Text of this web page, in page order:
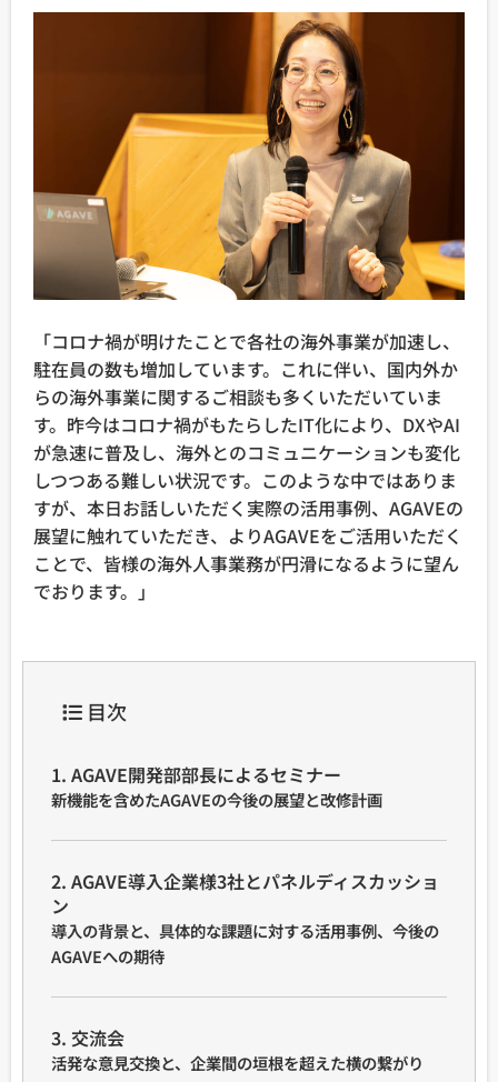
「コロナ禍が明けたことで各社の海外事業が加速し、
駐在員の数も増加しています。これに伴い、国内外か
らの海外事業に関するご相談も多くいただいていま
す。昨今はコロナ禍がもたらしたIT化により、DXやAI
が急速に普及し、海外とのコミュニケーションも変化
しつつある難しい状況です。このような中ではありま
すが、本日お話しいただく実際の活用事例、AGAVEの
展望に触れていただき、よりAGAVEをご活用いただく
ことで、皆様の海外人事業務が円滑になるように望ん
でおります。」
目次
1. AGAVE開発部部長によるセミナー
新機能を含めたAGAVEの今後の展望と改修計画
2. AGAVE導入企業様3社とパネルディスカッショ
ン
導入の背景と、具体的な課題に対する活用事例、今後の
AGAVEへの期待
3. 交流会
活発な意見交換と、企業間の垣根を超えた横の繋がり